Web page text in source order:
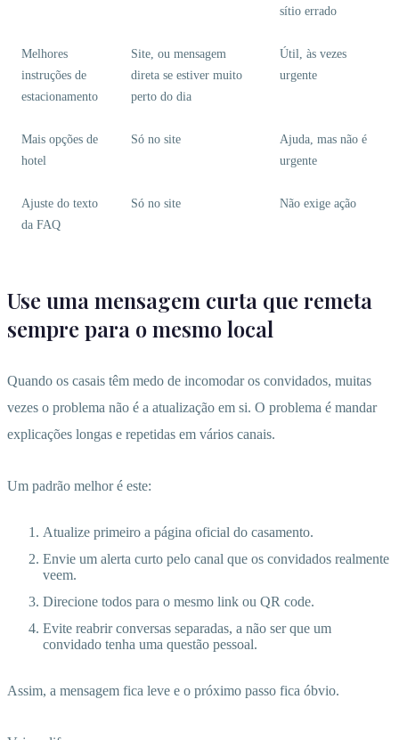
sítio errado
Melhores
instruções de
estacionamento
Site, ou mensagem
direta se estiver muito
perto do dia
Útil, às vezes
urgente
Mais opções de
hotel
Só no site
Ajuda, mas não é
urgente
Ajuste do texto
da FAQ
Só no site Não exige ação
Use uma mensagem curta que remeta
sempre para o mesmo local
Quando os casais têm medo de incomodar os convidados, muitas
vezes o problema não é a atualização em si. O problema é mandar
explicações longas e repetidas em vários canais.
Um padrão melhor é este:
Atualize primeiro a página oficial do casamento.
Envie um alerta curto pelo canal que os convidados realmente
veem.
Direcione todos para o mesmo link ou QR code.
Evite reabrir conversas separadas, a não ser que um
convidado tenha uma questão pessoal.
Assim, a mensagem fica leve e o próximo passo fica óbvio.